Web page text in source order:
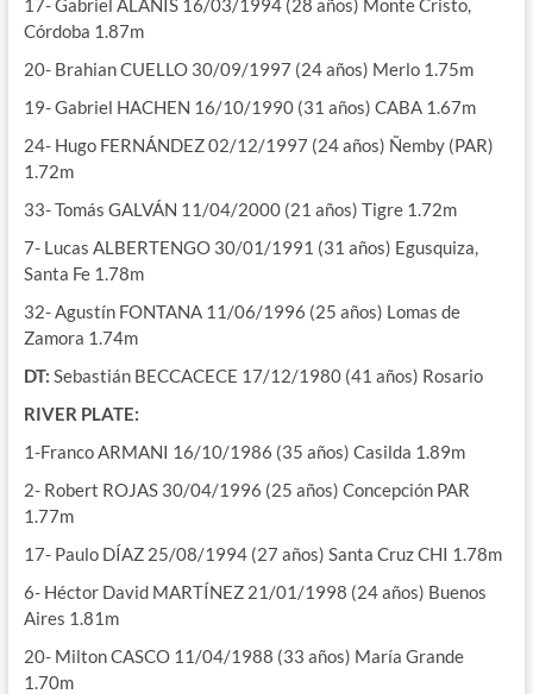
17- Gabriel ALANÍS 16/03/1994 (28 años) Monte Cristo,
Córdoba 1.87m
20- Brahian CUELLO 30/09/1997 (24 años) Merlo 1.75m
19- Gabriel HACHEN 16/10/1990 (31 años) CABA 1.67m
24- Hugo FERNÁNDEZ 02/12/1997 (24 años) Ñemby (PAR)
1.72m
33- Tomás GALVÁN 11/04/2000 (21 años) Tigre 1.72m
7- Lucas ALBERTENGO 30/01/1991 (31 años) Egusquiza,
Santa Fe 1.78m
32- Agustín FONTANA 11/06/1996 (25 años) Lomas de
Zamora 1.74m
DT: Sebastián BECCACECE 17/12/1980 (41 años) Rosario
RIVER PLATE:
1-Franco ARMANI 16/10/1986 (35 años) Casilda 1.89m
2- Robert ROJAS 30/04/1996 (25 años) Concepción PAR
1.77m
17- Paulo DÍAZ 25/08/1994 (27 años) Santa Cruz CHI 1.78m
6- Héctor David MARTÍNEZ 21/01/1998 (24 años) Buenos
Aires 1.81m
20- Milton CASCO 11/04/1988 (33 años) María Grande
1.70m